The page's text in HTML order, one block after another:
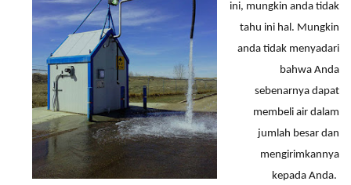
ini, mungkin anda tidak
tahu ini hal. Mungkin
anda tidak menyadari
bahwa Anda
sebenarnya dapat
membeli air dalam
jumlah besar dan
mengirimkannya
kepada Anda.